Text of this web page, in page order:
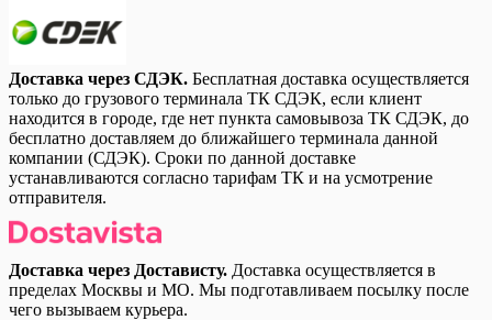
Доставка через СДЭК. Бесплатная доставка осуществляется
только до грузового терминала ТК СДЭК, если клиент
находится в городе, где нет пункта самовывоза ТК СДЭК, до
бесплатно доставляем до ближайшего терминала данной
компании (СДЭК). Сроки по данной доставке
устанавливаются согласно тарифам ТК и на усмотрение
отправителя.
Доставка через Достависту. Доставка осуществляется в
пределах Москвы и МО. Мы подготавливаем посылку после
чего вызываем курьера.